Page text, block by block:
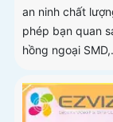
an ninh chất
phép bạn quan
hồng ngoại